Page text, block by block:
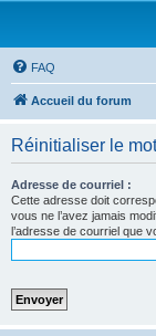
FAQ
Accueil du forum
Réinitialiser le
Adresse de courriel :
Cette adresse doit
vous ne l’avez jamais
l’adresse de courriel que